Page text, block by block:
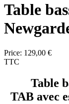
Table
Price: 129,00 €
TTC
Table
TABavec